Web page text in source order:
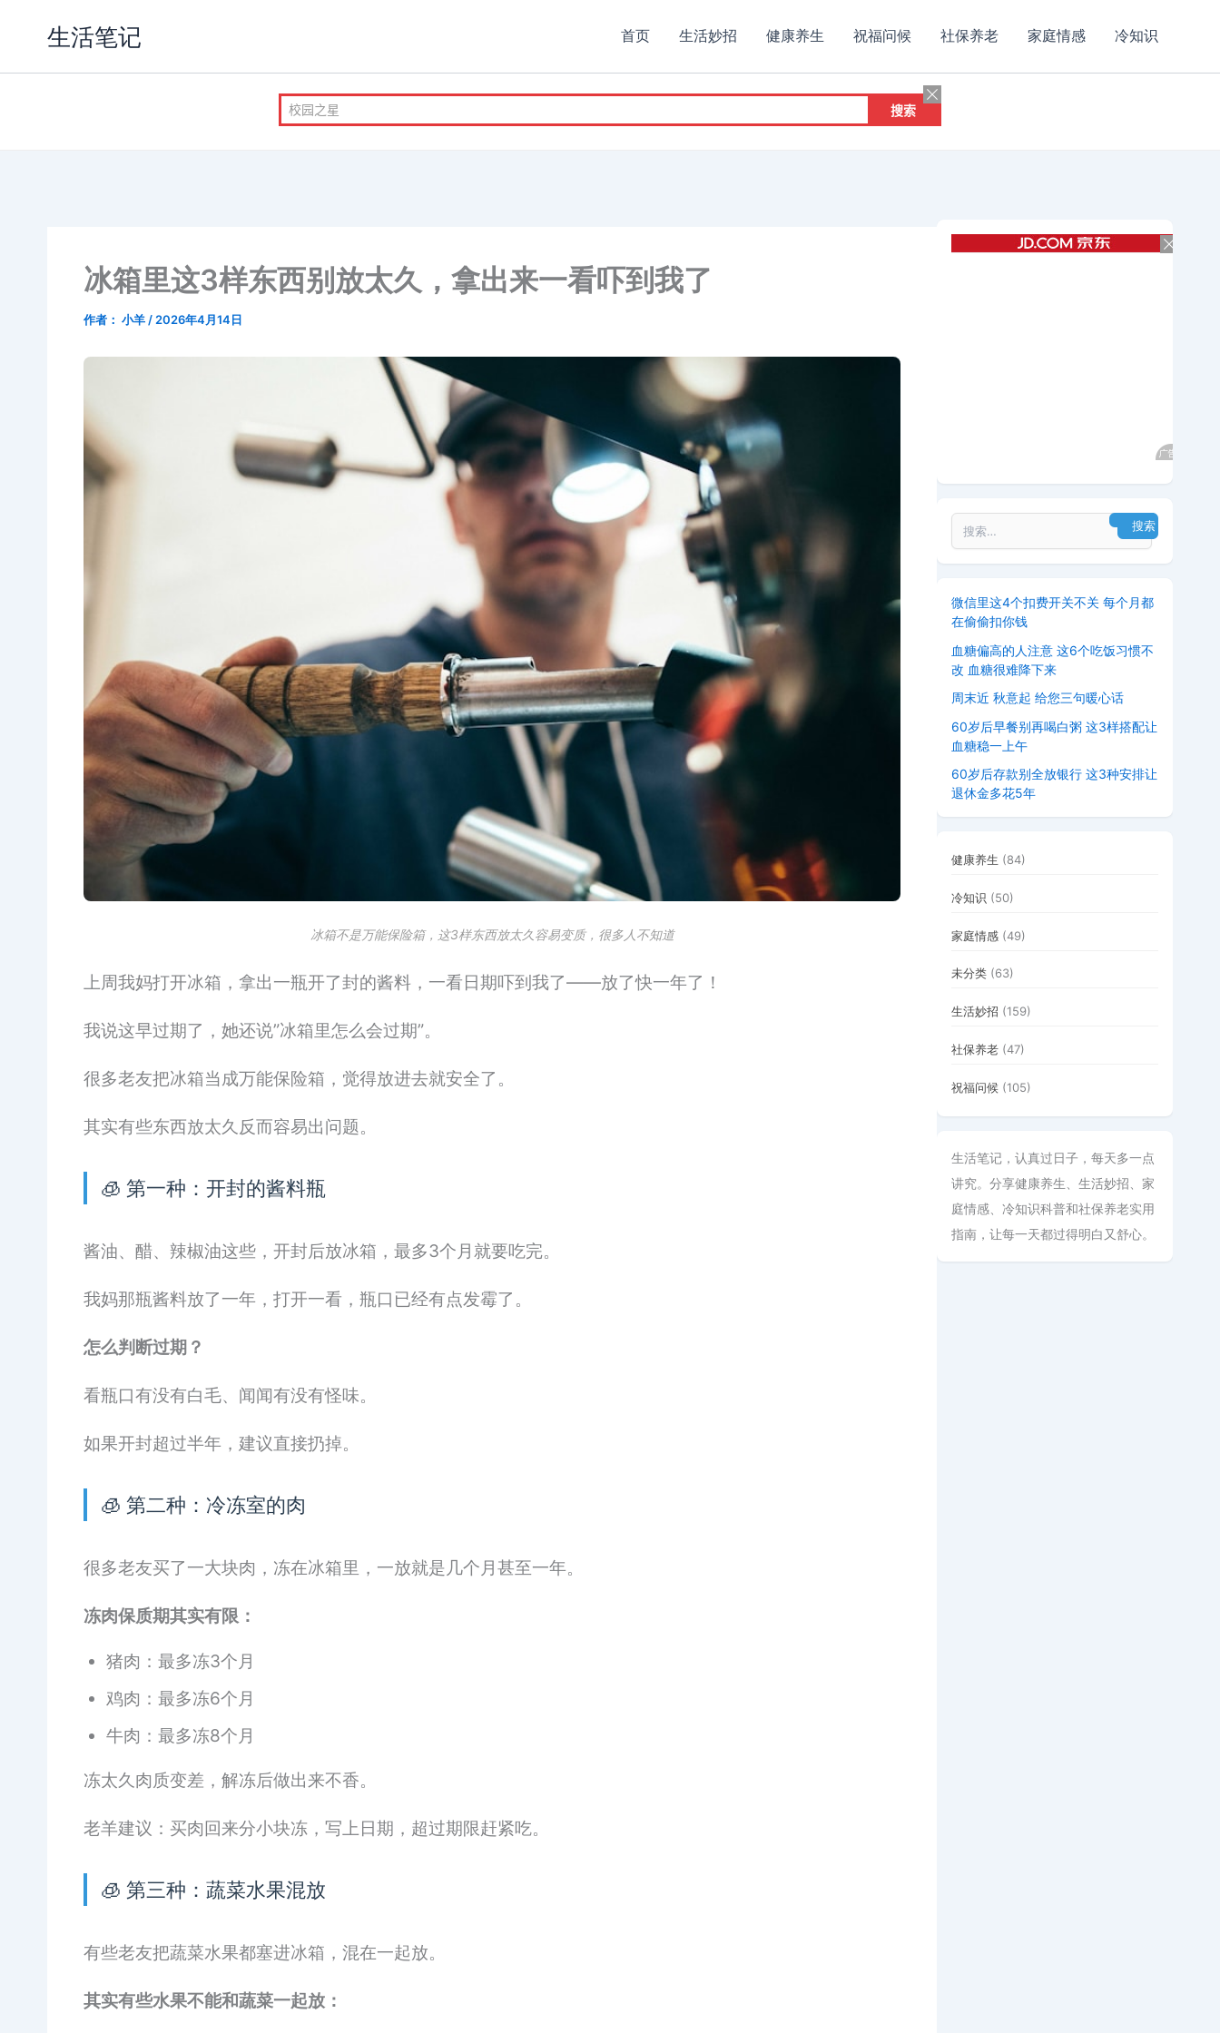
生活笔记 首页 生活妙招 健康养生 祝福问候 社保养老 家庭情感 冷知识
冰箱里这3样东西别放太久，拿出来一看吓到我了
作者： 小羊 / 2026年4月14日
冰箱不是万能保险箱，这3样东西放太久容易变质，很多人不知道
上周我妈打开冰箱，拿出一瓶开了封的酱料，一看日期吓到我了——放了快一年了！
我说这早过期了，她还说”冰箱里怎么会过期”。
很多老友把冰箱当成万能保险箱，觉得放进去就安全了。
其实有些东西放太久反而容易出问题。
🧊 第一种：开封的酱料瓶
酱油、醋、辣椒油这些，开封后放冰箱，最多3个月就要吃完。
我妈那瓶酱料放了一年，打开一看，瓶口已经有点发霉了。
怎么判断过期？
看瓶口有没有白毛、闻闻有没有怪味。
如果开封超过半年，建议直接扔掉。
🧊 第二种：冷冻室的肉
很多老友买了一大块肉，冻在冰箱里，一放就是几个月甚至一年。
冻肉保质期其实有限：
猪肉：最多冻3个月
鸡肉：最多冻6个月
牛肉：最多冻8个月
冻太久肉质变差，解冻后做出来不香。
老羊建议：买肉回来分小块冻，写上日期，超过期限赶紧吃。
🧊 第三种：蔬菜水果混放
有些老友把蔬菜水果都塞进冰箱，混在一起放。
其实有些水果不能和蔬菜一起放：
微信里这4个扣费开关不关 每个月都
在偷偷扣你钱
血糖偏高的人注意 这6个吃饭习惯不
改 血糖很难降下来
周末近 秋意起 给您三句暖心话
60岁后早餐别再喝白粥 这3样搭配让
血糖稳一上午
60岁后存款别全放银行 这3种安排让
退休金多花5年
健康养生 (84)
冷知识 (50)
家庭情感 (49)
未分类 (63)
生活妙招 (159)
社保养老 (47)
祝福问候 (105)
生活笔记，认真过日子，每天多一点
讲究。分享健康养生、生活妙招、家
庭情感、冷知识科普和社保养老实用
指南，让每一天都过得明白又舒心。